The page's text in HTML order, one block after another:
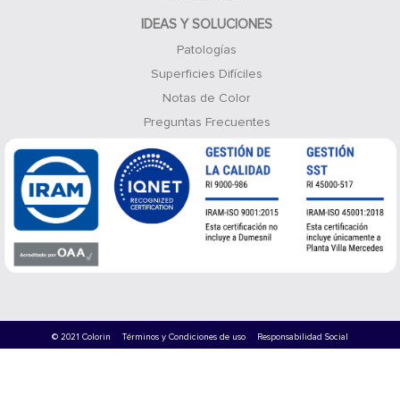
IDEAS Y SOLUCIONES
Patologías
Superficies Difíciles
Notas de Color
Preguntas Frecuentes
© 2021 Colorin Términos y Condiciones de uso Responsabilidad Social